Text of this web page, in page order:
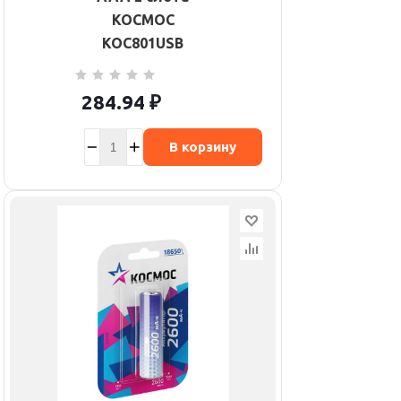
КОСМОС
KOC801USB
284.94 ₽
В корзину